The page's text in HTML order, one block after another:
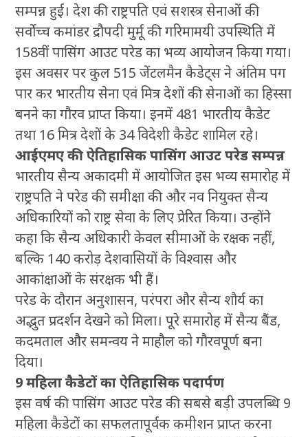
सम्पन्न हुई। देश की राष्ट्रपति एवं सशस्त्र सेनाओं की
सर्वोच्च कमांडर द्रौपदी मुर्मू की गरिमामयी उपस्थिति में
158वीं पासिंग आउट परेड का भव्य आयोजन किया गया।
इस अवसर पर कुल 515 जेंटलमैन कैडेट्स ने अंतिम पग
पार कर भारतीय सेना एवं मित्र देशों की सेनाओं का हिस्सा
बनने का गौरव प्राप्त किया। इनमें 481 भारतीय कैडेट
तथा 16 मित्र देशों के 34 विदेशी कैडेट शामिल रहे।
आईएमए की ऐतिहासिक पासिंग आउट परेड सम्पन्न
भारतीय सैन्य अकादमी में आयोजित इस भव्य समारोह में
राष्ट्रपति ने परेड की समीक्षा की और नव नियुक्त सैन्य
अधिकारियों को राष्ट्र सेवा के लिए प्रेरित किया। उन्होंने
कहा कि सैन्य अधिकारी केवल सीमाओं के रक्षक नहीं,
बल्कि 140 करोड़ देशवासियों के विश्वास और
आकांक्षाओं के संरक्षक भी हैं।
परेड के दौरान अनुशासन, परंपरा और सैन्य शौर्य का
अद्भुत प्रदर्शन देखने को मिला। पूरे समारोह में सैन्य बैंड,
कदमताल और समन्वय ने माहौल को गौरवपूर्ण बना
दिया।
9 महिला कैडेटों का ऐतिहासिक पदार्पण
इस वर्ष की पासिंग आउट परेड की सबसे बड़ी उपलब्धि 9
महिला कैडेटों का सफलतापूर्वक कमीशन प्राप्त करना